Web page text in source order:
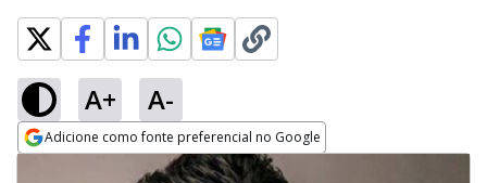
A+ A-
Adicione como fonte preferencial no Google
Opens in new window